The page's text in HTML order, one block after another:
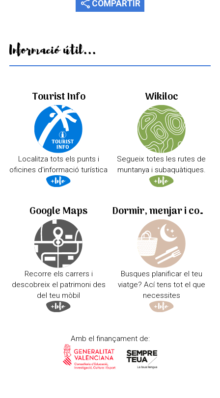
share COMPARTIR
Informació útil...
Tourist Info
Localitza tots els punts i
oficines d'informació turística
Wikiloc
Segueix totes les rutes de
muntanya i subaquàtiques.
Google Maps
Recorre els carrers i
descobreix el patrimoni des
del teu mòbil
Dormir, menjar i comprar
Busques planificar el teu
viatge? Ací tens tot el que
necessites
Amb el finançament de: